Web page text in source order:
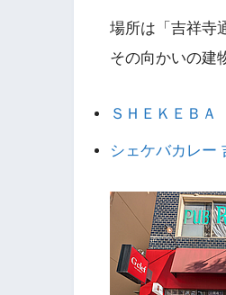
場所は「吉祥寺
その向かいの建
ＳＨＥＫＥＢ
シェケバカレー